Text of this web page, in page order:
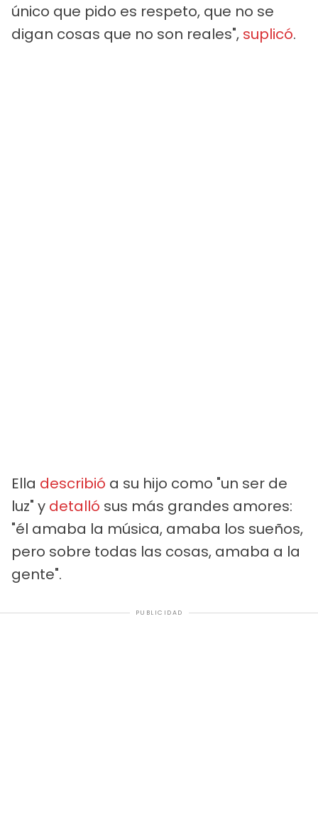
único que pido es respeto, que no se
digan cosas que no son reales", suplicó.
Ella describió a su hijo como "un ser de
luz" y detalló sus más grandes amores:
"él amaba la música, amaba los sueños,
pero sobre todas las cosas, amaba a la
gente".
PUBLICIDAD